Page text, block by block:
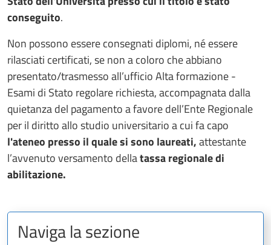
conseguito.
Non possono essere consegnati diplomi, né essere
rilasciati certificati, se non a coloro che abbiano
presentato/trasmesso all’ufficio Alta formazione -
Esami di Stato regolare richiesta, accompagnata dalla
quietanza del pagamento a favore dell’Ente Regionale
per il diritto allo studio universitario a cui fa capo
l'ateneo presso il quale si sono laureati,attestante
l’avvenuto versamento dellatassa regionale di
abilitazione.
Naviga la sezione